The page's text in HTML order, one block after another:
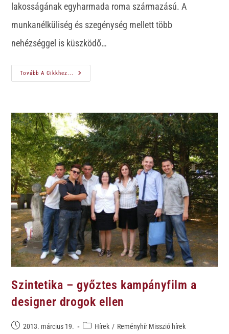
lakosságának egyharmada roma származású. A
munkanélküliség és szegénység mellett több
nehézséggel is küszködő…
Tovább A Cikkhez...
Szintetika – győztes kampányfilm a
designer drogok ellen
2013. március 19. Hírek / Reményhír Misszió hírek